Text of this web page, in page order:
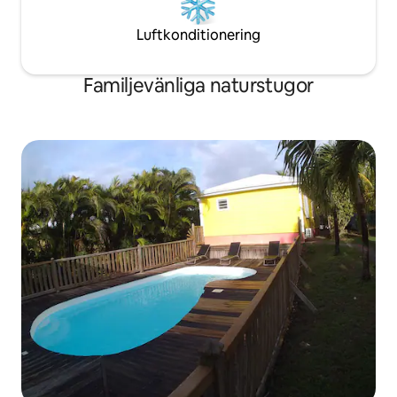
Luftkonditionering
Familjevänliga naturstugor